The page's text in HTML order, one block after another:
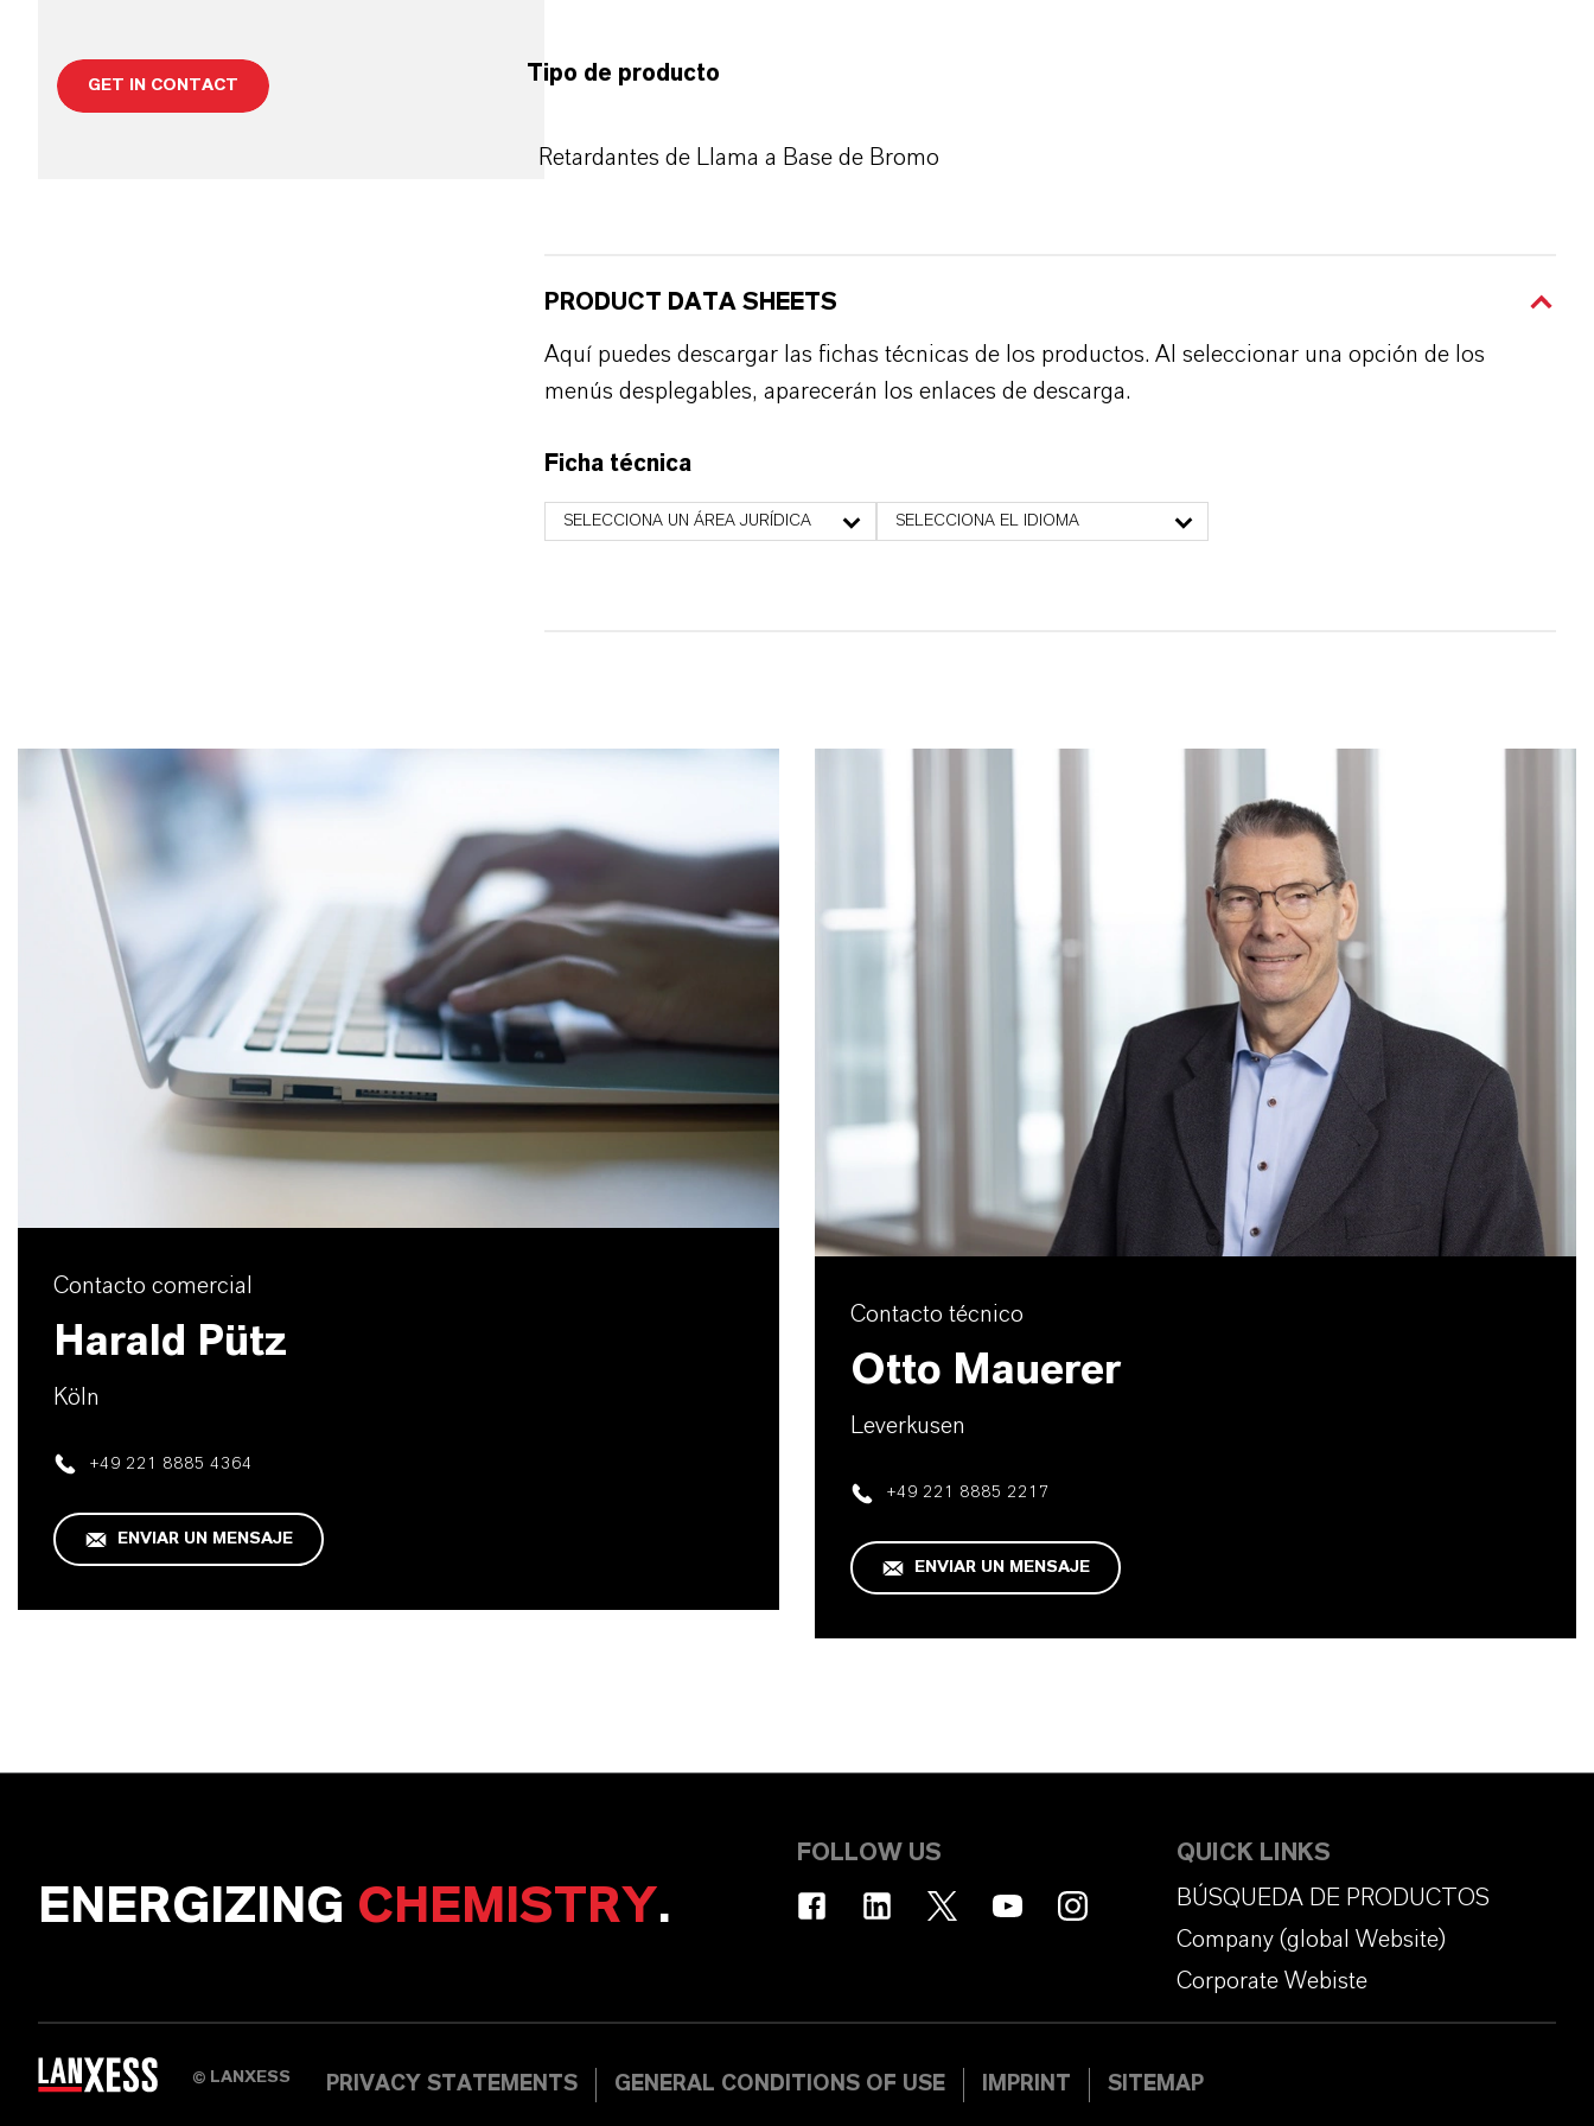
GET IN CONTACT Tipo de producto
Retardantes de Llama a Base de Bromo
PRODUCT DATA SHEETS
Aquí puedes descargar las fichas técnicas de los productos. Al seleccionar una opción de los
menús desplegables, aparecerán los enlaces de descarga.
Ficha técnica
SELECCIONA UN ÁREA JURÍDICA SELECCIONA EL IDIOMA
Contacto comercial
Harald Pütz
Köln
+49 221 8885 4364
ENVIAR UN MENSAJE
Contacto técnico
Otto Mauerer
Leverkusen
+49 221 8885 2217
ENVIAR UN MENSAJE
ENERGIZING CHEMISTRY.
FOLLOW US
QUICK LINKS
BÚSQUEDA DE PRODUCTOS
Company (global Website)
Corporate Webiste
© LANXESS PRIVACY STATEMENTS GENERAL CONDITIONS OF USE IMPRINT SITEMAP